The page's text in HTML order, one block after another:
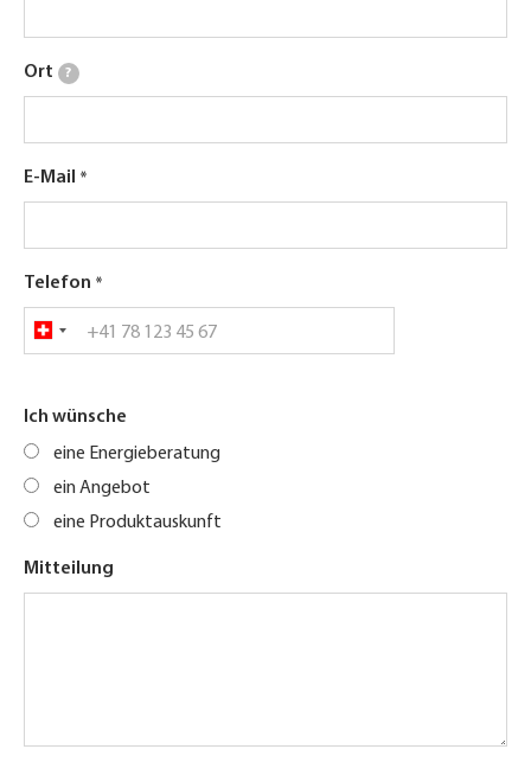
Ort ?
E-Mail
Telefon
Ich wünsche
eine Energieberatung
ein Angebot
eine Produktauskunft
Mitteilung